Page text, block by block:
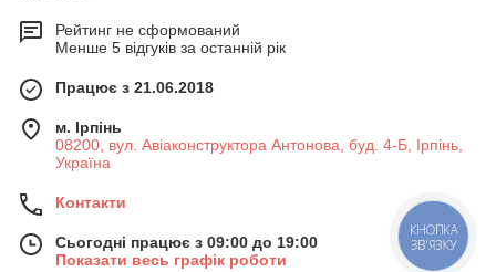
Рейтинг не сформований
Менше 5 відгуків за останній рік
Працює з 21.06.2018
м. Ірпінь
08200, вул. Авіаконструктора Антонова, буд. 4-Б, Ірпінь,
Україна
Контакти
Сьогодні працює з 09:00 до 19:00
Показати весь графік роботи
КНОПКА
ЗВ'ЯЗКУ